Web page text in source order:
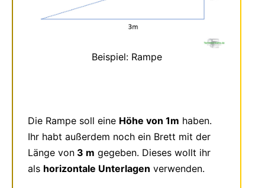
Beispiel: Rampe
Die Rampe soll eine Höhe von 1m haben.
Ihr habt außerdem noch ein Brett mit der
Länge von 3 m gegeben. Dieses wollt ihr
als horizontale Unterlagen verwenden.